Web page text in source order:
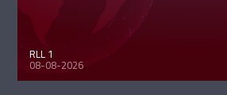
RLL 1
08-08-2026